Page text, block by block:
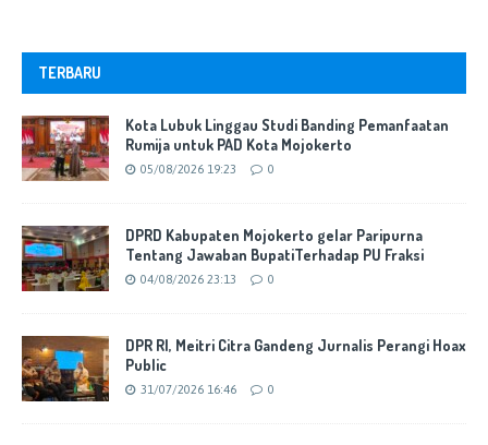
TERBARU
Kota Lubuk Linggau Studi Banding Pemanfaatan
Rumija untuk PAD Kota Mojokerto
05/08/2026 19:23 0
DPRD Kabupaten Mojokerto gelar Paripurna
Tentang Jawaban BupatiTerhadap PU Fraksi
04/08/2026 23:13 0
DPR RI, Meitri Citra Gandeng Jurnalis Perangi Hoax
Public
31/07/2026 16:46 0